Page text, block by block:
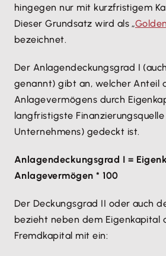
hingegen nur mit kurzfristigem
Dieser Grundsatz wird als „
bezeichnet.
Der Anlagendeckungsgrad I
genannt) gibt an, welcher Anteil
Anlagevermögens durch
langfristigste
Unternehmens) gedeckt ist.
Anlagendeckungsgrad I =
Anlagevermögen * 100
Der Deckungsgrad II oder auch
bezieht neben dem Eigenkapital
Fremdkapital mit ein: